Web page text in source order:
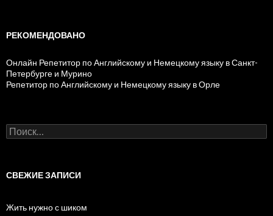
РЕКОМЕНДОВАНО
Онлайн Репетитор по Английскому и Немецкому языку в Санкт-
Петербурге и Мурино
Репетитор по Английскому и Немецкому языку в Орле
Н
а
и
СВЕЖИЕ ЗАПИСИ
Жить нужно с шиком